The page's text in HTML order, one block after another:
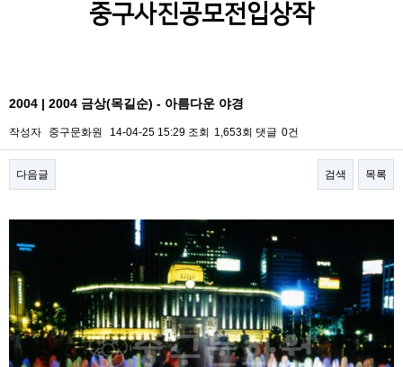
중구사진공모전입상작
2004 | 2004 금상(목길순) - 아름다운 야경
작성자 중구문화원 14-04-25 15:29 조회 1,653회 댓글 0건
다음글 검색 목록
본문